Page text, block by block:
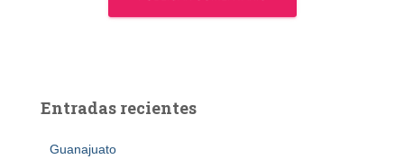
Entradas recientes
Guanajuato